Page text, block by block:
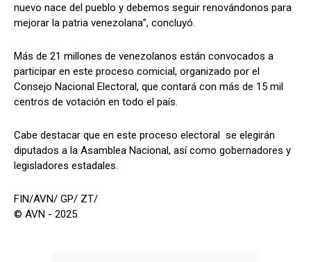
nuevo nace del pueblo y debemos seguir renovándonos para
mejorar la patria venezolana”, concluyó.
Más de 21 millones de venezolanos están convocados a
participar en este proceso comicial, organizado por el
Consejo Nacional Electoral, que contará con más de 15 mil
centros de votación en todo el país.
Cabe destacar que en este proceso electoral se elegirán
diputados a la Asamblea Nacional, así como gobernadores y
legisladores estadales.
FIN/AVN/ GP/ ZT/
© AVN - 2025